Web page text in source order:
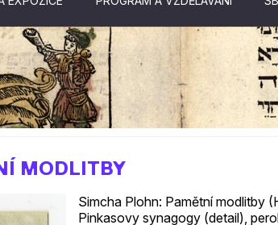
MODLITBY
Simcha Plohn: Pamětní modlitby
Pinkasovy synagogy (detail),